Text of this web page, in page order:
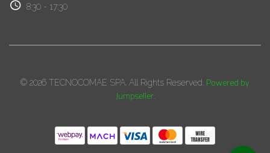
8:30 - 17:30
© 2026 TECNOCOMAE SPA. All Rights Reserved. Powered by
Jumpseller.